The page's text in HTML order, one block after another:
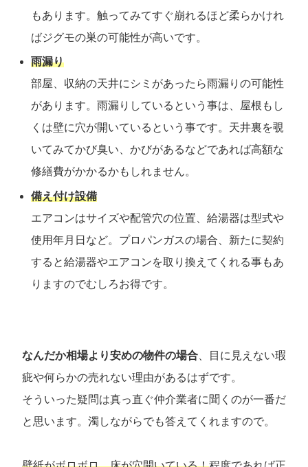
もあります。触ってみてすぐ崩れるほど柔らかけれ
ばジグモの巣の可能性が高いです。
雨漏り
部屋、収納の天井にシミがあったら雨漏りの可能性
があります。雨漏りしているという事は、屋根もし
くは壁に穴が開いているという事です。天井裏を覗
いてみてかび臭い、かびがあるなどであれば高額な
修繕費がかかるかもしれません。
備え付け設備
エアコンはサイズや配管穴の位置、給湯器は型式や
使用年月日など。プロパンガスの場合、新たに契約
すると給湯器やエアコンを取り換えてくれる事もあ
りますのでむしろお得です。
なんだか相場より安めの物件の場合 、目に見えない瑕
疵や何らかの売れない理由があるはずです。
そういった疑問は真っ直ぐ仲介業者に聞くのが一番だ
と思います。濁しながらでも答えてくれますので。